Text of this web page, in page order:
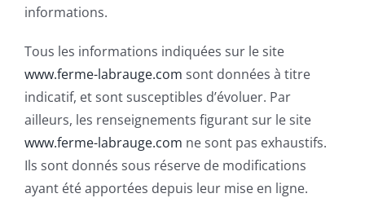
informations.
Tous les informations indiquées sur le site
www.ferme-labrauge.com sont données à titre
indicatif, et sont susceptibles d’évoluer. Par
ailleurs, les renseignements figurant sur le site
www.ferme-labrauge.com ne sont pas exhaustifs.
Ils sont donnés sous réserve de modifications
ayant été apportées depuis leur mise en ligne.